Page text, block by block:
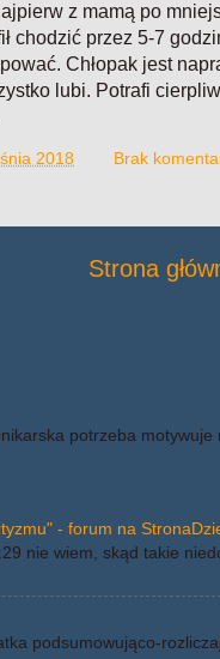
z mamą po
chodzić przez 5-7
Chłopak jest
lubi. Potrafi
2018
Brak
Strona
potrzeba
- forum na
nie wiem, skąd takie
podsumowująco-